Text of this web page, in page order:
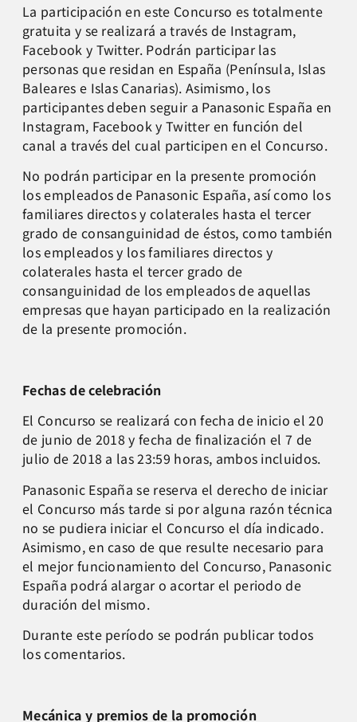
La participación en este Concurso es totalmente
gratuita y se realizará a través de Instagram,
Facebook y Twitter. Podrán participar las
personas que residan en España (Península, Islas
Baleares e Islas Canarias). Asimismo, los
participantes deben seguir a Panasonic España en
Instagram, Facebook y Twitter en función del
canal a través del cual participen en el Concurso.
No podrán participar en la presente promoción
los empleados de Panasonic España, así como los
familiares directos y colaterales hasta el tercer
grado de consanguinidad de éstos, como también
los empleados y los familiares directos y
colaterales hasta el tercer grado de
consanguinidad de los empleados de aquellas
empresas que hayan participado en la realización
de la presente promoción.
Fechas de celebración
El Concurso se realizará con fecha de inicio el 20
de junio de 2018 y fecha de finalización el 7 de
julio de 2018 a las 23:59 horas, ambos incluidos.
Panasonic España se reserva el derecho de iniciar
el Concurso más tarde si por alguna razón técnica
no se pudiera iniciar el Concurso el día indicado.
Asimismo, en caso de que resulte necesario para
el mejor funcionamiento del Concurso, Panasonic
España podrá alargar o acortar el periodo de
duración del mismo.
Durante este período se podrán publicar todos
los comentarios.
Mecánica y premios de la promoción